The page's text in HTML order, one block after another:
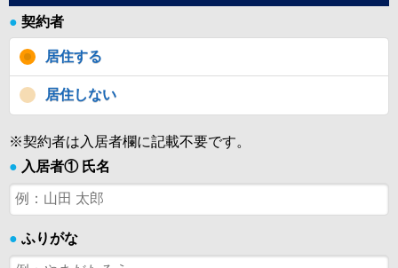
● 契約者
居住する
居住しない
※契約者は入居者欄に記載不要です。
● 入居者① 氏名
● ふりがな